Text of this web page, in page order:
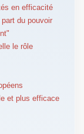
en efficacité
du pouvoir
le rôle
et plus efficace